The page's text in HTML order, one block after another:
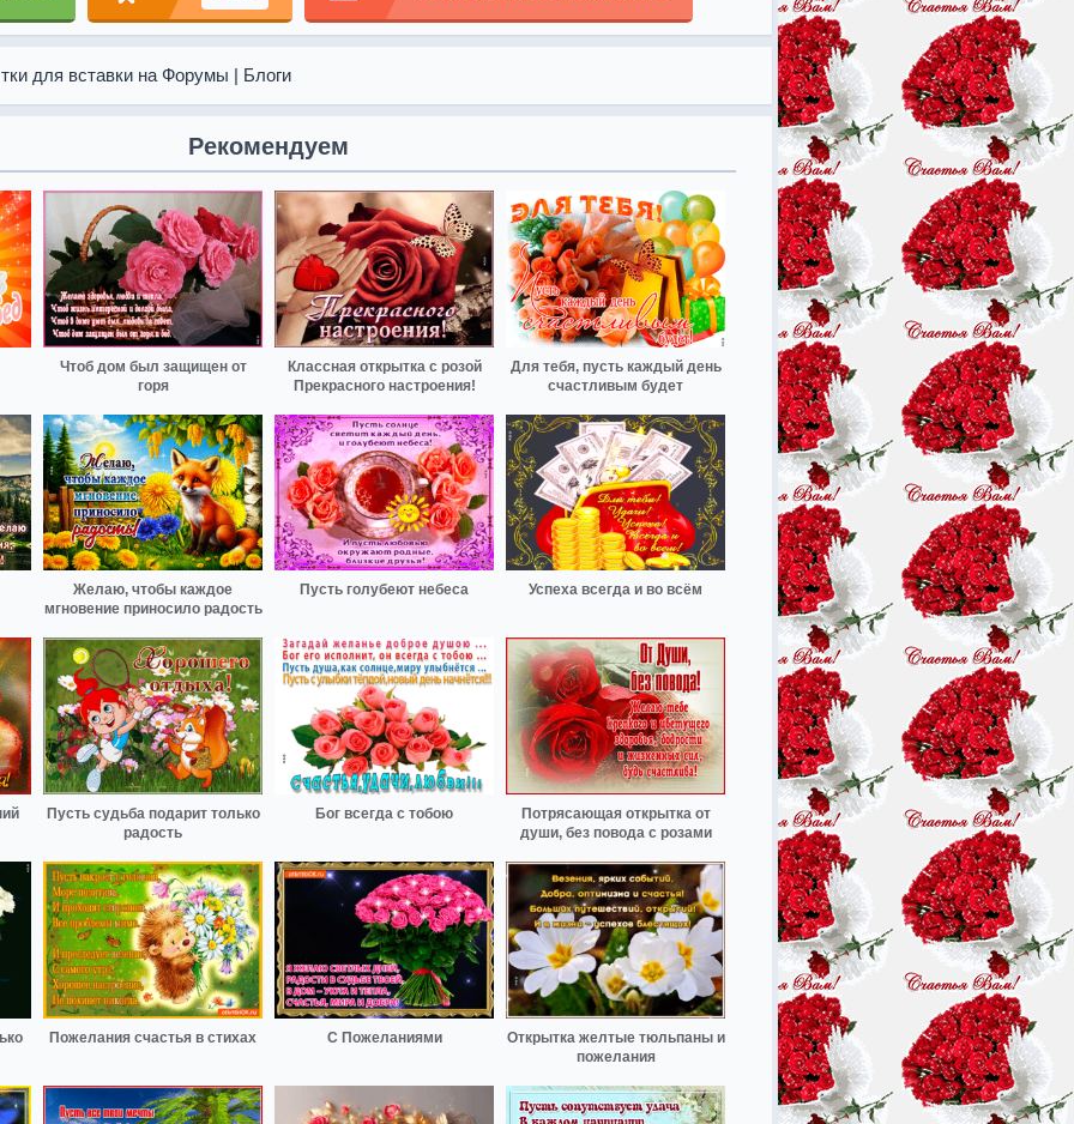
для вставки на Форумы | Блоги
Рекомендуем
Чтоб дом был защищен от
горя
Классная открытка с розой
Прекрасного настроения!
Для тебя, пусть каждый день
счастливым будет
Желаю, чтобы каждое
мгновение приносило радость
Пусть голубеют небеса Успеха всегда и во всём
Пусть судьба подарит только
радость
Бог всегда с тобою
Потрясающая открытка от
души, без повода с розами
Пожелания счастья в стихах С Пожеланиями
Открытка желтые тюльпаны и
пожелания